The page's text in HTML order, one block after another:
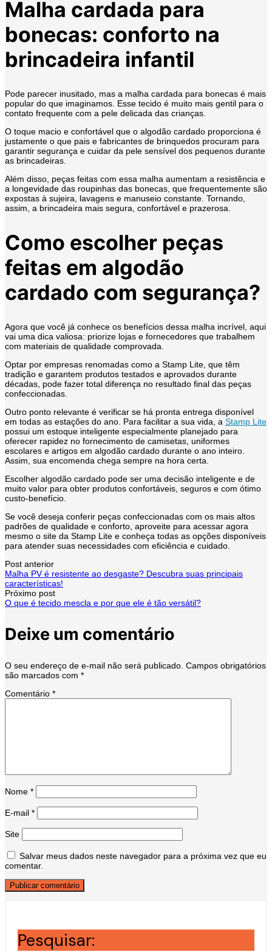
Malha cardada para
bonecas: conforto na
brincadeira infantil
Pode parecer inusitado, mas a malha cardada para bonecas é mais
popular do que imaginamos. Esse tecido é muito mais gentil para o
contato frequente com a pele delicada das crianças.
O toque macio e confortável que o algodão cardado proporciona é
justamente o que pais e fabricantes de brinquedos procuram para
garantir segurança e cuidar da pele sensível dos pequenos durante
as brincadeiras.
Além disso, peças feitas com essa malha aumentam a resistência e
a longevidade das roupinhas das bonecas, que frequentemente são
expostas à sujeira, lavagens e manuseio constante. Tornando,
assim, a brincadeira mais segura, confortável e prazerosa.
Como escolher peças
feitas em algodão
cardado com segurança?
Agora que você já conhece os benefícios dessa malha incrível, aqui
vai uma dica valiosa: priorize lojas e fornecedores que trabalhem
com materiais de qualidade comprovada.
Optar por empresas renomadas como a Stamp Lite, que têm
tradição e garantem produtos testados e aprovados durante
décadas, pode fazer total diferença no resultado final das peças
confeccionadas.
Outro ponto relevante é verificar se há pronta entrega disponível
em todas as estações do ano. Para facilitar a sua vida, a Stamp Lite
possui um estoque inteligente especialmente planejado para
oferecer rapidez no fornecimento de camisetas, uniformes
escolares e artigos em algodão cardado durante o ano inteiro.
Assim, sua encomenda chega sempre na hora certa.
Escolher algodão cardado pode ser uma decisão inteligente e de
muito valor para obter produtos confortáveis, seguros e com ótimo
custo-benefício.
Se você deseja conferir peças confeccionadas com os mais altos
padrões de qualidade e conforto, aproveite para acessar agora
mesmo o site da Stamp Lite e conheça todas as opções disponíveis
para atender suas necessidades com eficiência e cuidado.
Navegação
de
post
Post anterior
Malha PV é resistente ao desgaste? Descubra suas principais
características!
Próximo post
O que é tecido mescla e por que ele é tão versátil?
Deixe um comentário
O seu endereço de e-mail não será publicado. Campos obrigatórios
são marcados com *
Comentário *
Nome *
E-mail *
Site
Salvar meus dados neste navegador para a próxima vez que eu
comentar.
Pesquisar: